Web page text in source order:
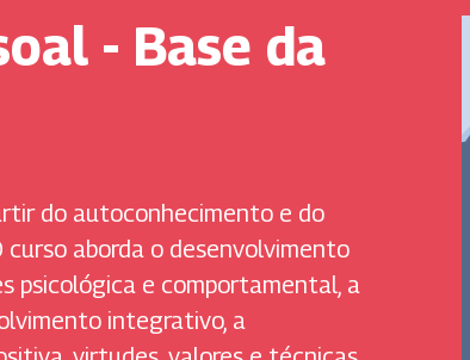
- Base da
do autoconhecimento e do
curso aborda o desenvolvimento
psicológica e comportamental, a
integrativo, a